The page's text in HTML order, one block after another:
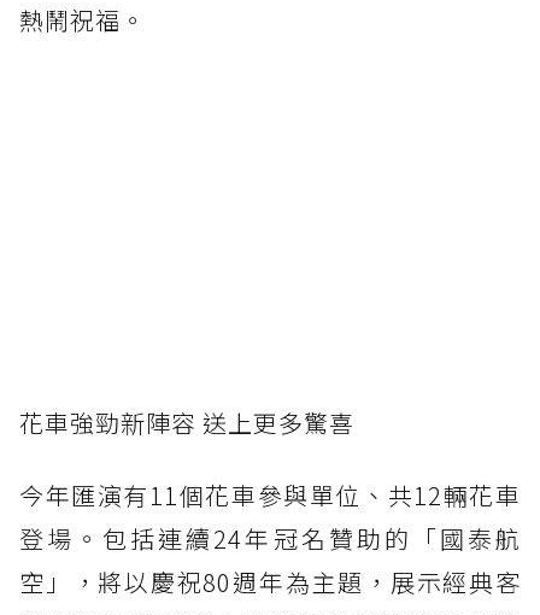
熱鬧祝福。
花車強勁新陣容 送上更多驚喜
今年匯演有11個花車參與單位、共12輛花車
登場。包括連續24年冠名贊助的「國泰航
空」，將以慶祝80週年為主題，展示經典客